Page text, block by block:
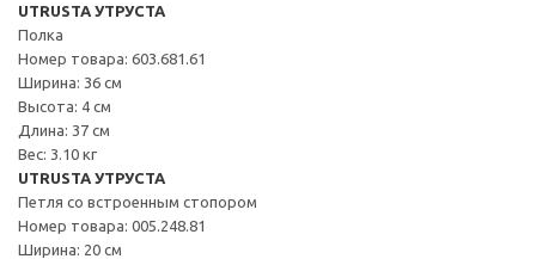
UTRUSTA УТРУСТА
Полка
Номер товара: 603.681.61
Ширина: 36 см
Высота: 4 см
Длина: 37 см
Вес: 3.10 кг
UTRUSTA УТРУСТА
Петля со встроенным стопором
Номер товара: 005.248.81
Ширина: 20 см